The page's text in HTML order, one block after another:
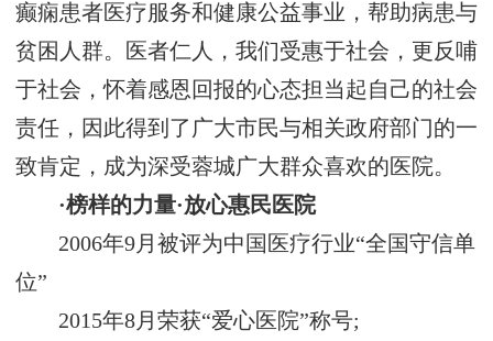
癫痫患者医疗服务和健康公益事业，帮助病患与
贫困人群。医者仁人，我们受惠于社会，更反哺
于社会，怀着感恩回报的心态担当起自己的社会
责任，因此得到了广大市民与相关政府部门的一
致肯定，成为深受蓉城广大群众喜欢的医院。
·榜样的力量·放心惠民医院
2006年9月被评为中国医疗行业“全国守信单
位”
2015年8月荣获“爱心医院”称号;